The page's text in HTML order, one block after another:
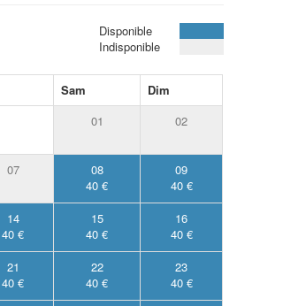
Disponible
Indisponible
Sam
Dim
01 02
07
08
40 €
09
40 €
14
40 €
15
40 €
16
40 €
21
40 €
22
40 €
23
40 €